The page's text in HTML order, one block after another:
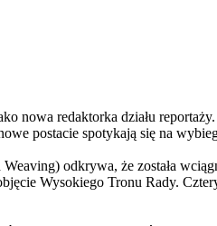
nowa redaktorka działu
postacie spotykają się na
odkrywa, że została
Wysokiego Tronu Rady.